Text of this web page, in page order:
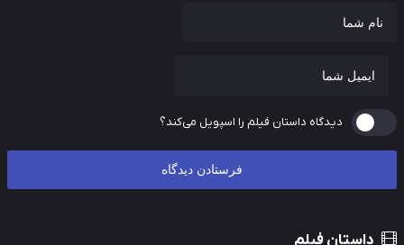
دیدگاه داستان فیلم را اسپویل می‌کند؟
داستان فیلم